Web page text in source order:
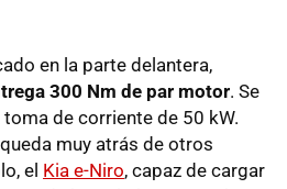
en la parte delantera,
​​300 Nm de par motor. Se
de corriente de 50 kW.
muy atrás de otros
el Kia e-Niro, capaz de cargar